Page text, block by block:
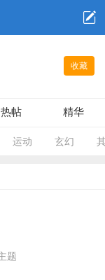
收藏
热帖 精华
运动 玄幻
题